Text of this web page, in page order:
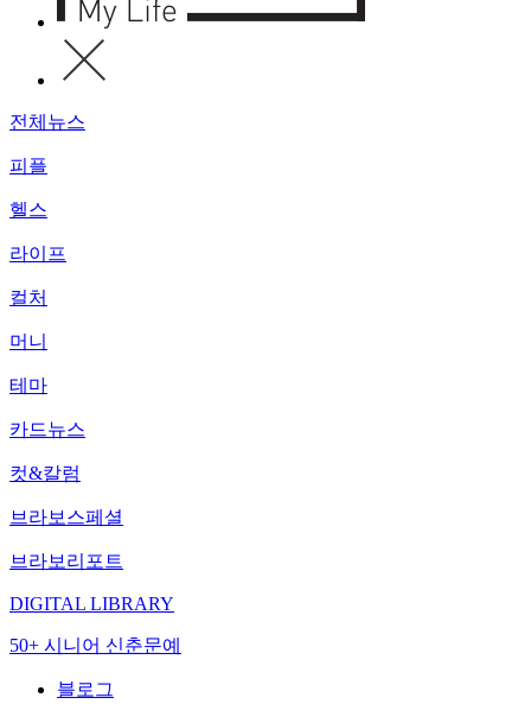
전체뉴스
피플
헬스
라이프
컬처
머니
테마
카드뉴스
컷&칼럼
브라보스페셜
브라보리포트
DIGITAL LIBRARY
50+ 시니어 신춘문예
블로그